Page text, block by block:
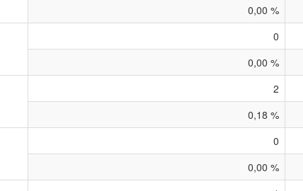
0,00 %
0
0,00 %
2
0,18 %
0
0,00 %